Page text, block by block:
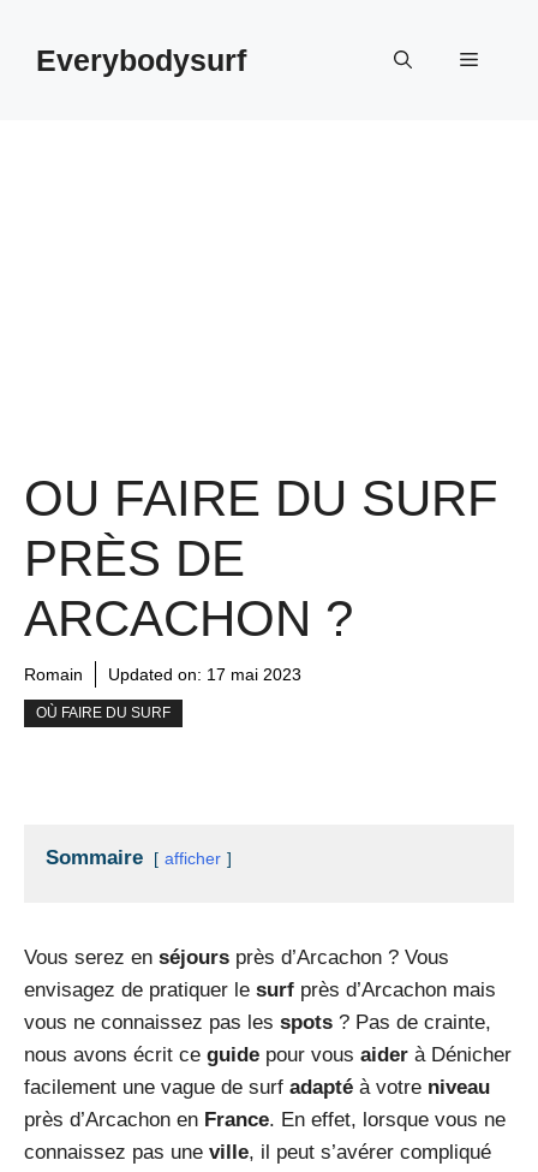
Everybodysurf Menu
OU FAIRE DU SURF
PRÈS DE
ARCACHON ?
Romain Updated on: 17 mai 2023
OÙ FAIRE DU SURF
Sommaire afficher
Vous serez en séjours près d’Arcachon ? Vous
envisagez de pratiquer le surf près d’Arcachon mais
vous ne connaissez pas les spots ? Pas de crainte,
nous avons écrit ce guide pour vous aider à Dénicher
facilement une vague de surf adapté à votre niveau
près d’Arcachon en France. En effet, lorsque vous ne
connaissez pas une ville, il peut s’avérer compliqué